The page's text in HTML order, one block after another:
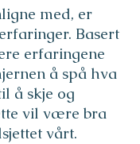
med, er
Basert
erfaringene
å spå hva
å skje og
vil være bra
vårt.